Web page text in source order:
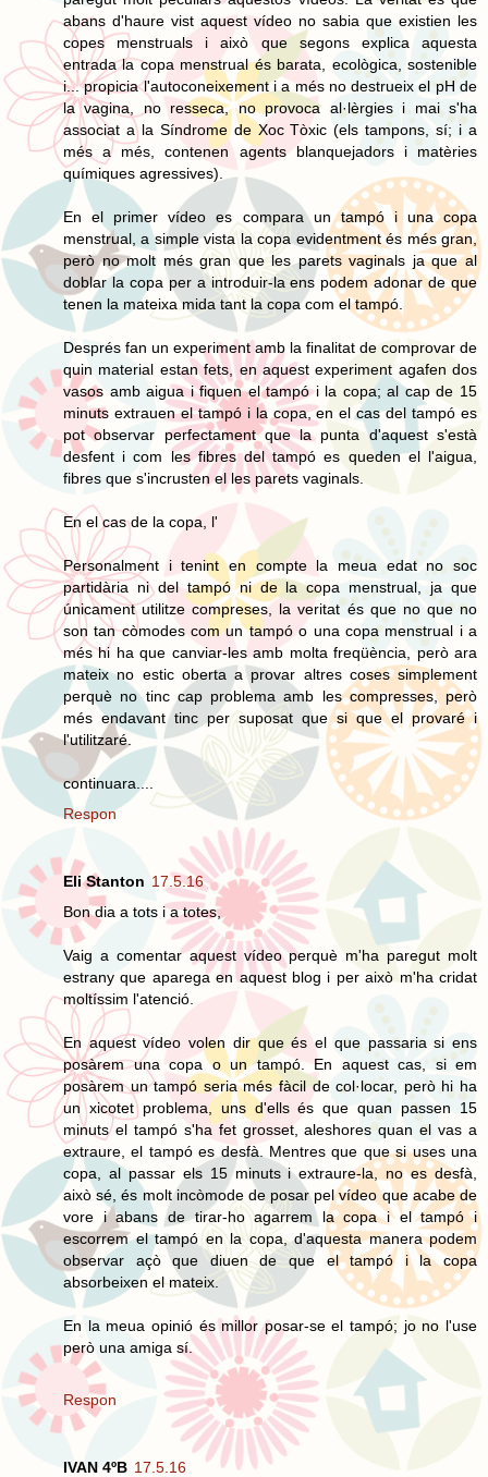
abans d'haure vist aquest vídeo no sabia que existien les
copes menstruals i això que segons explica aquesta
entrada la copa menstrual és barata, ecològica, sostenible
i... propicia l'autoconeixement i a més no destrueix el pH de
la vagina, no resseca, no provoca al·lèrgies i mai s'ha
associat a la Síndrome de Xoc Tòxic (els tampons, sí; i a
més a més, contenen agents blanquejadors i matèries
químiques agressives).
En el primer vídeo es compara un tampó i una copa
menstrual, a simple vista la copa evidentment és més gran,
però no molt més gran que les parets vaginals ja que al
doblar la copa per a introduir-la ens podem adonar de que
tenen la mateixa mida tant la copa com el tampó.
Després fan un experiment amb la finalitat de comprovar de
quin material estan fets, en aquest experiment agafen dos
vasos amb aigua i fiquen el tampó i la copa; al cap de 15
minuts extrauen el tampó i la copa, en el cas del tampó es
pot observar perfectament que la punta d'aquest s'està
desfent i com les fibres del tampó es queden el l'aigua,
fibres que s'incrusten el les parets vaginals.
En el cas de la copa, l'
Personalment i tenint en compte la meua edat no soc
partidària ni del tampó ni de la copa menstrual, ja que
únicament utilitze compreses, la veritat és que no que no
son tan còmodes com un tampó o una copa menstrual i a
més hi ha que canviar-les amb molta freqüència, però ara
mateix no estic oberta a provar altres coses simplement
perquè no tinc cap problema amb les compresses, però
més endavant tinc per suposat que si que el provaré i
l'utilitzaré.
continuara....
Respon
Eli Stanton 17.5.16
Bon dia a tots i a totes,
Vaig a comentar aquest vídeo perquè m'ha paregut molt
estrany que aparega en aquest blog i per això m'ha cridat
moltíssim l'atenció.
En aquest vídeo volen dir que és el que passaria si ens
posàrem una copa o un tampó. En aquest cas, si em
posàrem un tampó seria més fàcil de col·locar, però hi ha
un xicotet problema, uns d'ells és que quan passen 15
minuts el tampó s'ha fet grosset, aleshores quan el vas a
extraure, el tampó es desfà. Mentres que que si uses una
copa, al passar els 15 minuts i extraure-la, no es desfà,
això sé, és molt incòmode de posar pel vídeo que acabe de
vore i abans de tirar-ho agarrem la copa i el tampó i
escorrem el tampó en la copa, d'aquesta manera podem
observar açò que diuen de que el tampó i la copa
absorbeixen el mateix.
En la meua opinió és millor posar-se el tampó; jo no l'use
però una amiga sí.
Respon
IVAN 4ºB 17.5.16